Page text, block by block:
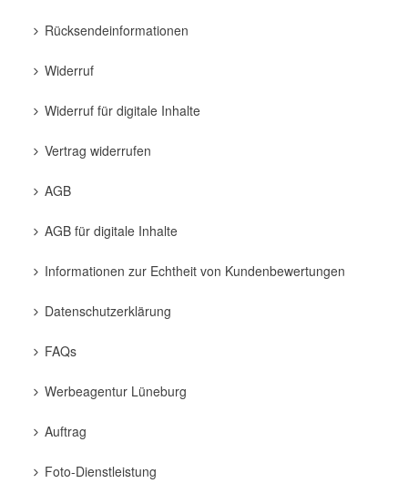
Rücksendeinformationen
Widerruf
Widerruf für digitale Inhalte
Vertrag widerrufen
AGB
AGB für digitale Inhalte
Informationen zur Echtheit von Kundenbewertungen
Datenschutzerklärung
FAQs
Werbeagentur Lüneburg
Auftrag
Foto-Dienstleistung